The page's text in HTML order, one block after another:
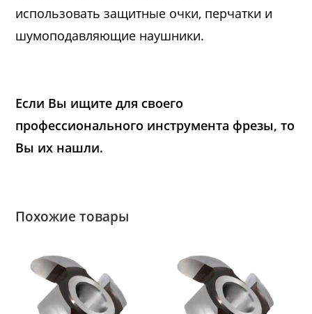
использовать защитные очки, перчатки и
шумоподавляющие наушники.
Если Вы ищите для своего
профессионального инструмента фрезы, то
Вы их нашли.
Похожие товары